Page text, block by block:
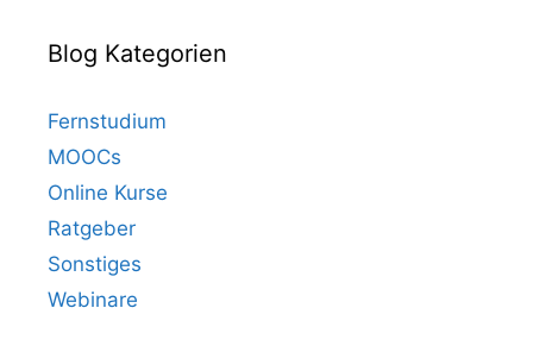
Blog Kategorien
Fernstudium
MOOCs
Online Kurse
Ratgeber
Sonstiges
Webinare